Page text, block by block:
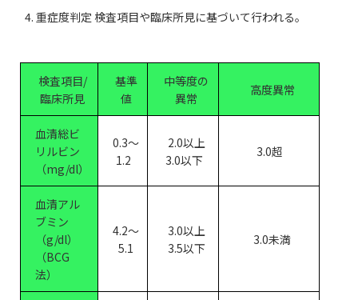
重症度判定 検査項目や臨床所見に基づいて行われる。
検査項目/
臨床所見
基準
値
中等度の
異常
高度異常
血清総ビ
リルビン
（mg/dl）
0.3～
1.2
2.0以上
3.0以下
3.0超
血清アル
ブミン
（g/dl）
（BCG
法）
4.2～
5.1
3.0以上
3.5以下
3.0未満